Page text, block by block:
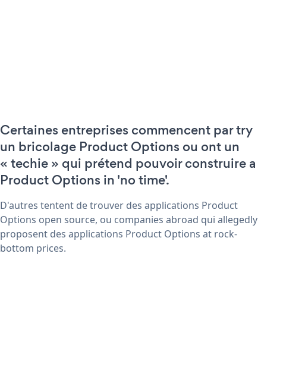
Certaines entreprises commencent par try
un bricolage Product Options ou ont un
« techie » qui prétend pouvoir construire a
Product Options in 'no time'.
D'autres tentent de trouver des applications Product
Options open source, ou companies abroad qui allegedly
proposent des applications Product Options at rock-
bottom prices.